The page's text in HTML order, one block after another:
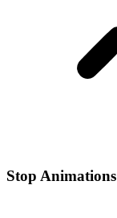
Stop Animations